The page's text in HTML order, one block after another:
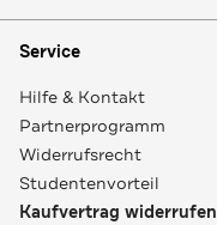
Service
Hilfe & Kontakt
Partnerprogramm
Widerrufsrecht
Studentenvorteil
Kaufvertrag widerrufen